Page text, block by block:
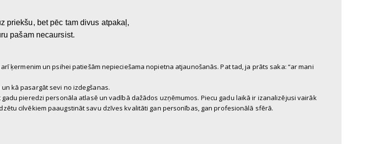
priekšu, bet pēc tam divus atpakaļ,
pašam necaursist.
ķermenim un psihei patiešām nepieciešama nopietna atjaunošanās. Pat tad, ja prāts saka: “ar mani
kā pasargāt sevi no izdegšanas.
pieredzi personāla atlasē un vadībā dažādos uzņēmumos. Piecu gadu laikā ir izanalizējusi vairāk
cilvēkiem paaugstināt savu dzīves kvalitāti gan personības, gan profesionālā sfērā.